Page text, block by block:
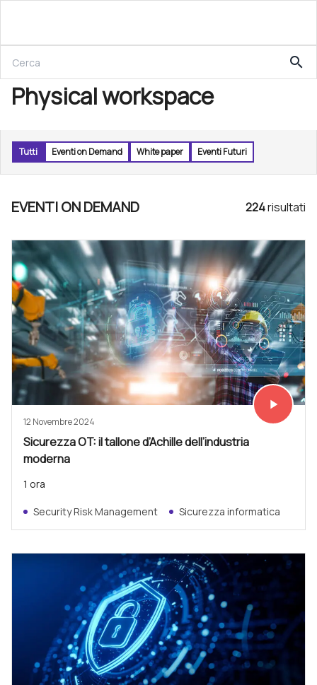
search
Physical workspace
Tutti Eventi on Demand White paper Eventi Futuri
EVENTI ON DEMAND 224risultati
Vedi subito
play_arrow
12 Novembre 2024
Sicurezza OT: il tallone d’Achille dell’industria
moderna
1 ora
Security Risk Management Sicurezza informatica